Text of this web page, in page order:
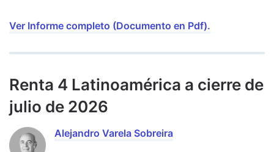
Ver Informe completo (Documento en Pdf).
Renta 4 Latinoamérica a cierre de
julio de 2026
Alejandro Varela Sobreira